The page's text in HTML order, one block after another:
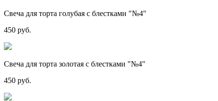
Свеча для торта голубая с блестками "№4"
450 руб.
Свеча для торта золотая с блестками "№4"
450 руб.